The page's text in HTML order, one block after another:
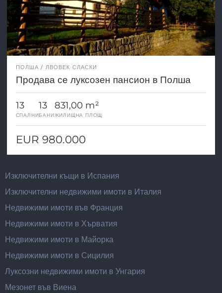
ПОЛША ЛВОВЕК СЛАСКИ
Продава се луксозен пансион в Полша
13
СПАЛНИ
13
БАНИ
831,00 m²
ЖИЛИЩНА ПЛОЩ
EUR 980.000
Изключителни къщи в Испания
Изключителни недвижими имоти в Италия
Недвижими имоти във Франция
Недвижими имоти в Хърватия
Недвижими имоти в Майорка
Недвижими имоти в Сицилия
Луксозни недвижими имоти в Унгария
Мезонет във Виена